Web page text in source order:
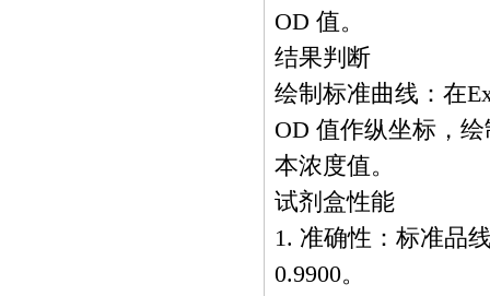
OD 值。
结果判断
绘制标准曲线：在
OD 值作纵坐标，
本浓度值。
试剂盒性能
1. 准确性：标准品
0.9900。